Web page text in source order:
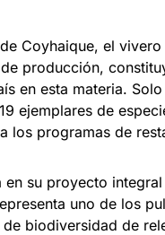
Coyhaique, el
producción,
en esta materia. Solo
ejemplares de
los programas de
en su proyecto
uno de los
biodiversidad de